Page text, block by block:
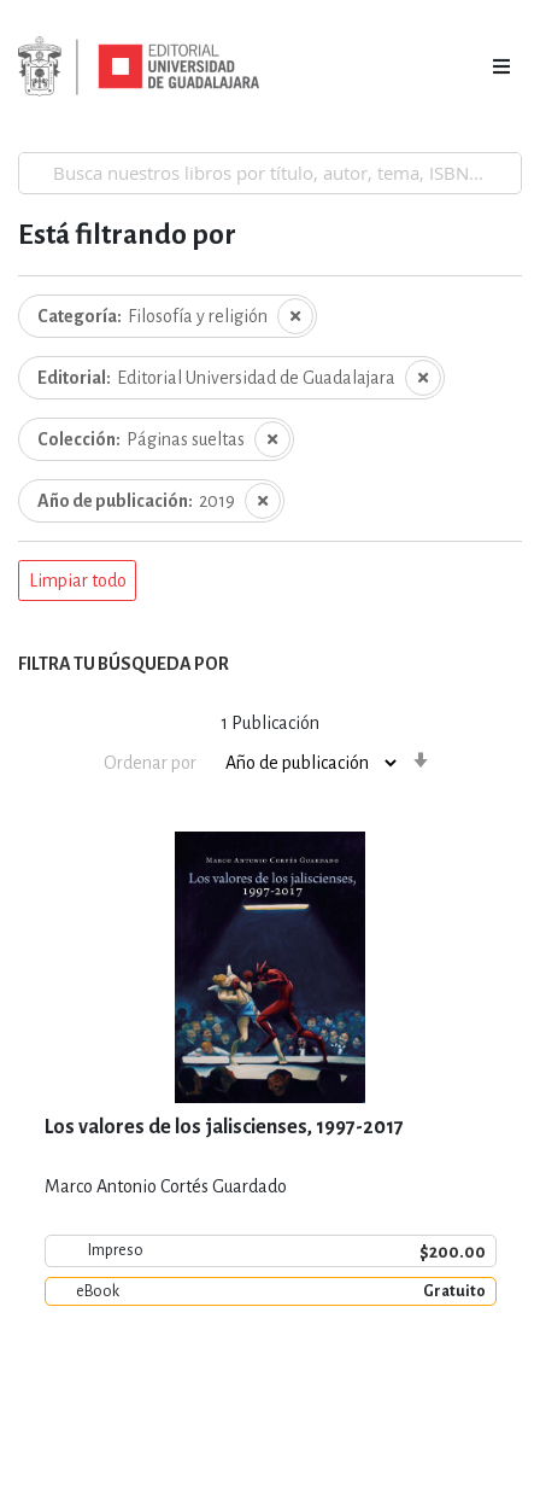
1 Publicación
Ordenar por
Los valores de los jaliscienses, 1997-2017
Marco Antonio Cortés Guardado
Impreso $200.00
eBook Gratuito
Está filtrando por
Categoría Filosofía y religión
Editorial Editorial Universidad de Guadalajara
Colección Páginas sueltas
Año de publicación 2019
Limpiar todo
FILTRA TU BÚSQUEDA POR